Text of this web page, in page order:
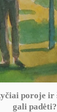
poroje ir
gali